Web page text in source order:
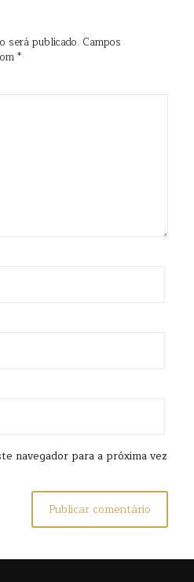
será publicado. Campos
*
navegador para a próxima vez